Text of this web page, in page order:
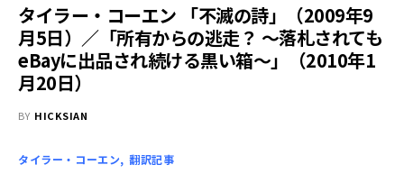
タイラー・コーエン 「不滅の詩」（2009年9
月5日）／「所有からの逃走？ ～落札されても
eBayに出品され続ける黒い箱～」（2010年1
月20日）
BY HICKSIAN
タイラー・コーエン 翻訳記事